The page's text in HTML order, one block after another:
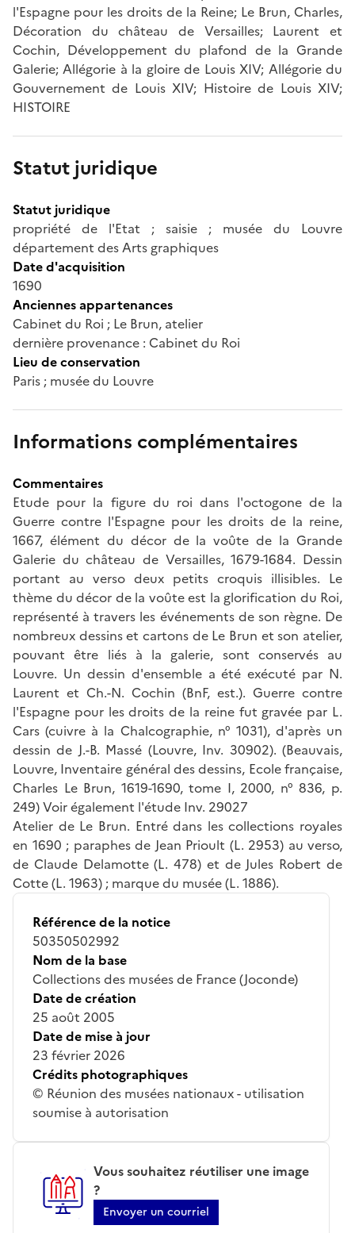
l'Espagne pour les droits de la Reine; Le Brun, Charles,
Décoration du château de Versailles; Laurent et
Cochin, Développement du plafond de la Grande
Galerie; Allégorie à la gloire de Louis XIV; Allégorie du
Gouvernement de Louis XIV; Histoire de Louis XIV;
HISTOIRE
Statut juridique
Statut juridique
propriété de l'Etat ; saisie ; musée du Louvre
département des Arts graphiques
Date d'acquisition
1690
Anciennes appartenances
Cabinet du Roi ; Le Brun, atelier
dernière provenance : Cabinet du Roi
Lieu de conservation
Paris ; musée du Louvre
Informations complémentaires
Commentaires
Etude pour la figure du roi dans l'octogone de la
Guerre contre l'Espagne pour les droits de la reine,
1667, élément du décor de la voûte de la Grande
Galerie du château de Versailles, 1679-1684. Dessin
portant au verso deux petits croquis illisibles. Le
thème du décor de la voûte est la glorification du Roi,
représenté à travers les événements de son règne. De
nombreux dessins et cartons de Le Brun et son atelier,
pouvant être liés à la galerie, sont conservés au
Louvre. Un dessin d'ensemble a été exécuté par N.
Laurent et Ch.-N. Cochin (BnF, est.). Guerre contre
l'Espagne pour les droits de la reine fut gravée par L.
Cars (cuivre à la Chalcographie, n° 1031), d'après un
dessin de J.-B. Massé (Louvre, Inv. 30902). (Beauvais,
Louvre, Inventaire général des dessins, Ecole française,
Charles Le Brun, 1619-1690, tome I, 2000, n° 836, p.
249) Voir également l'étude Inv. 29027
Atelier de Le Brun. Entré dans les collections royales
en 1690 ; paraphes de Jean Prioult (L. 2953) au verso,
de Claude Delamotte (L. 478) et de Jules Robert de
Cotte (L. 1963) ; marque du musée (L. 1886).
Référence de la notice
50350502992
Nom de la base
Collections des musées de France (Joconde)
Date de création
25 août 2005
Date de mise à jour
23 février 2026
Crédits photographiques
© Réunion des musées nationaux - utilisation
soumise à autorisation
Vous souhaitez réutiliser une image
?
Envoyer un courriel